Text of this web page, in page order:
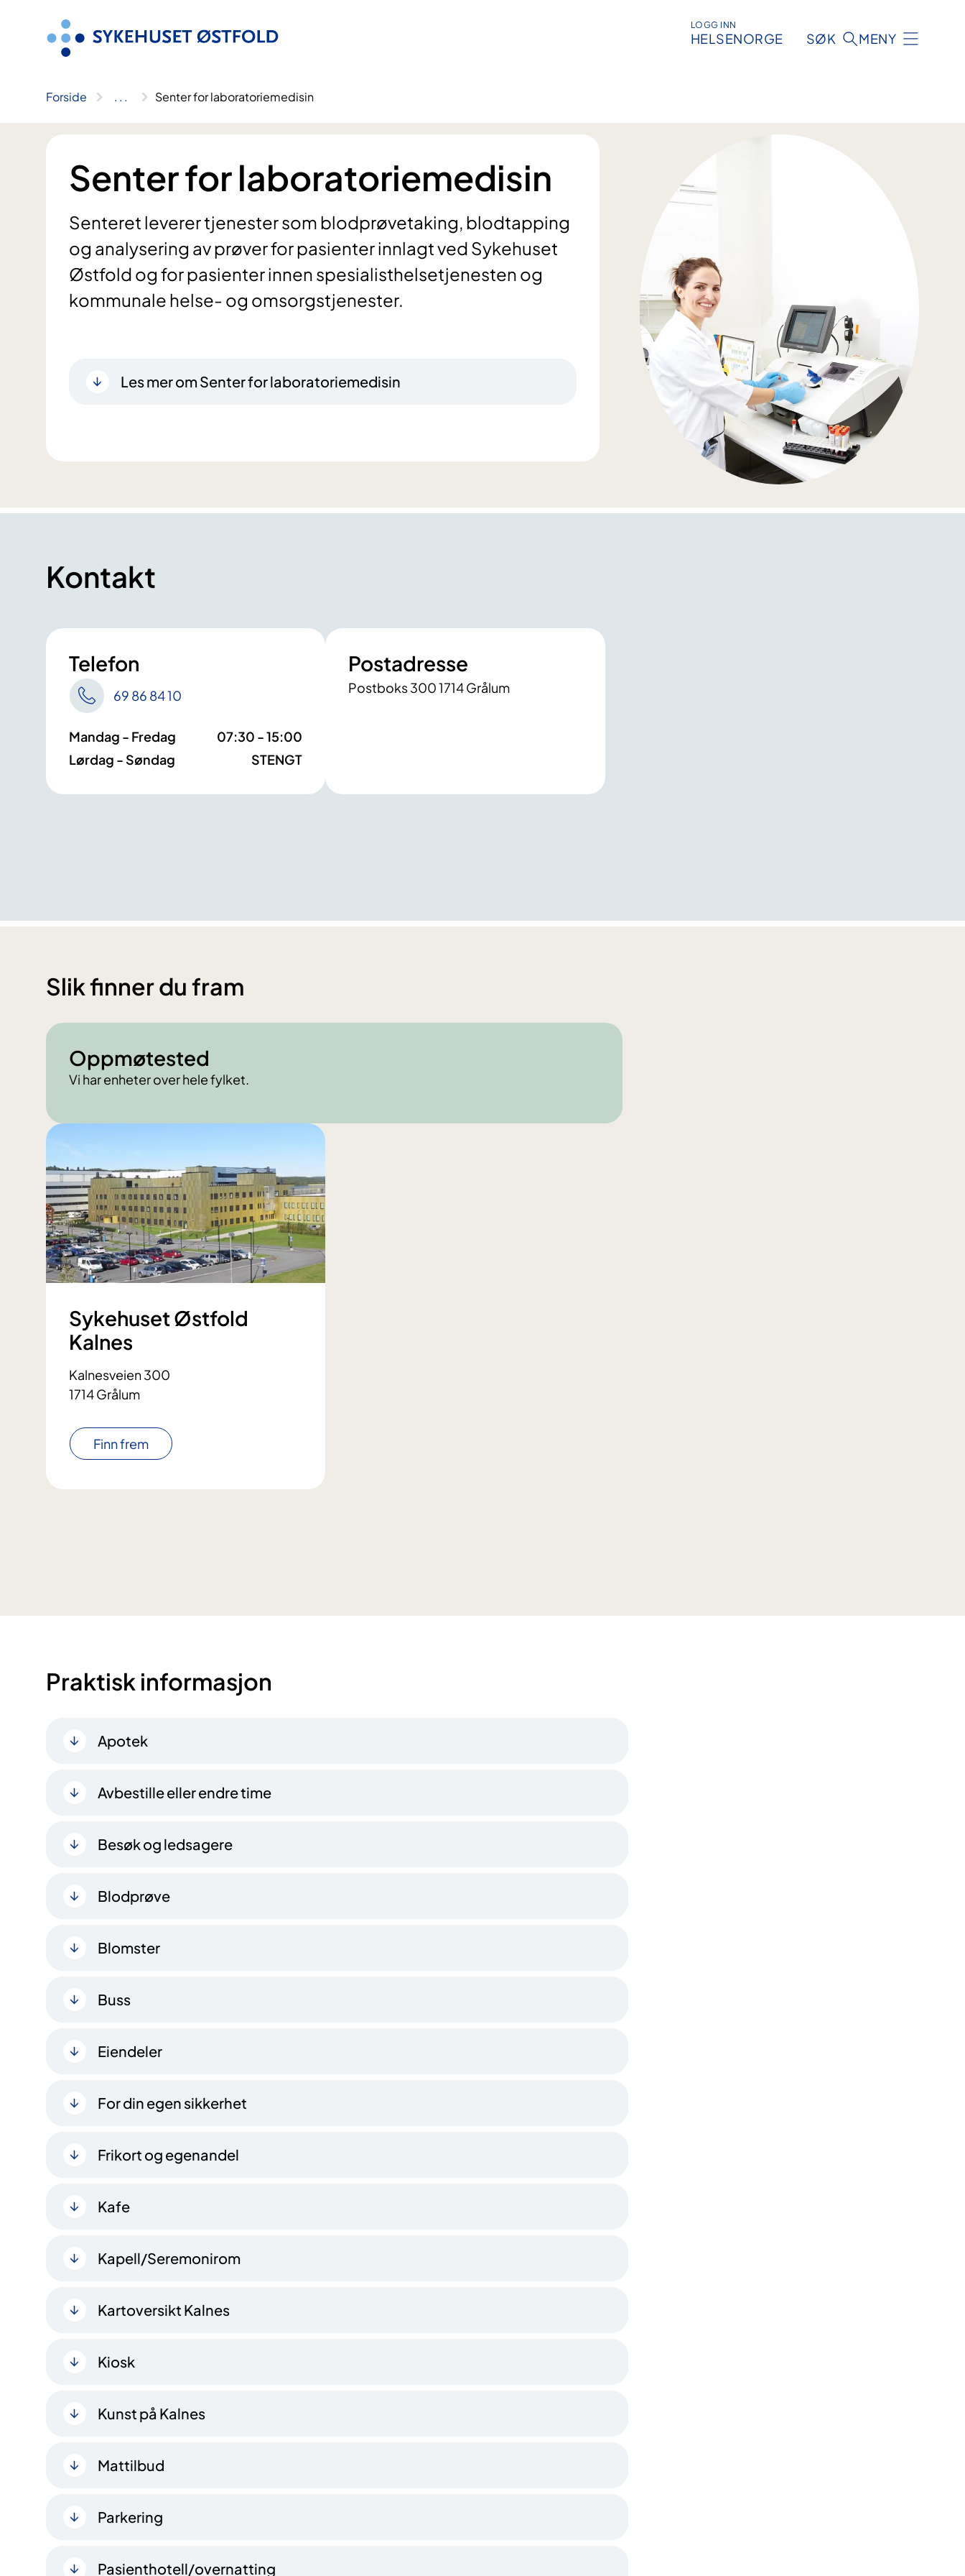
LOGG INN
HELSENORGE SØK MENY
Forside .. . Senter for laboratoriemedisin
Senter for laboratoriemedisin
Senteret leverer tjenester som blodprøvetaking, blodtapping
og analysering av prøver for pasienter innlagt ved Sykehuset
Østfold og for pasienter innen spesialisthelsetjenesten og
kommunale helse- og omsorgstjenester.
Les mer om Senter for laboratoriemedisin
Kontakt
Telefon
69 86 84 10
Mandag - Fredag
07:30 - 15:00
Lørdag - Søndag
STENGT
Postadresse
Postboks 300 1714 Grålum
Slik finner du fram
Oppmøtested
Vi har enheter over hele fylket.
Sykehuset Østfold
Kalnes
Kalnesveien 300
1714 Grålum
Finn frem
Praktisk informasjon
Apotek
Avbestille eller endre time
Besøk og ledsagere
Blodprøve
Blomster
Buss
Eiendeler
For din egen sikkerhet
Frikort og egenandel
Kafe
Kapell/Seremonirom
Kartoversikt Kalnes
Kiosk
Kunst på Kalnes
Mattilbud
Parkering
Pasienthotell/overnatting